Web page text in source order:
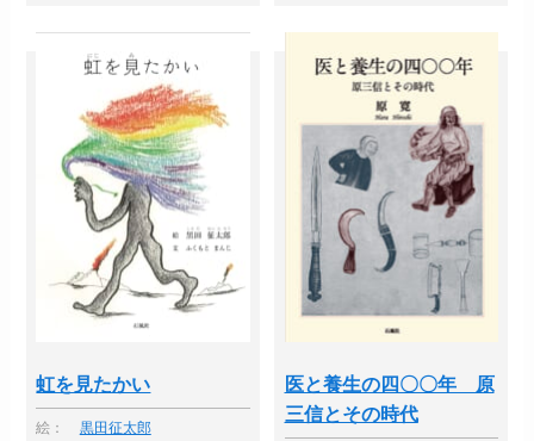
虹を見たかい
絵：
黒田征太郎
医と養生の四〇〇年 原
三信とその時代